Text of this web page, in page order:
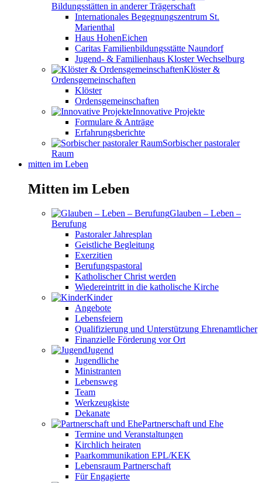
Bildungsstätten in anderer Trägerschaft
Internationales Begegnungszentrum St.
Marienthal
Haus HohenEichen
Caritas Familienbildungsstätte Naundorf
Jugend- & Familienhaus Kloster Wechselburg
Klöster &
Ordensgemeinschaften
Klöster
Ordensgemeinschaften
Innovative Projekte
Formulare & Anträge
Erfahrungsberichte
Sorbischer pastoraler
Raum
mitten im Leben
Mitten im Leben
Glauben – Leben –
Berufung
Pastoraler Jahresplan
Geistliche Begleitung
Exerzitien
Berufungspastoral
Katholischer Christ werden
Wiedereintritt in die katholische Kirche
Kinder
Angebote
Lebensfeiern
Qualifizierung und Unterstützung Ehrenamtlicher
Finanzielle Förderung vor Ort
Jugend
Jugendliche
Ministranten
Lebensweg
Team
Werkzeugkiste
Dekanate
Partnerschaft und Ehe
Termine und Veranstaltungen
Kirchlich heiraten
Paarkommunikation EPL/KEK
Lebensraum Partnerschaft
Für Engagierte